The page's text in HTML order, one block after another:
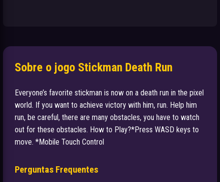
Sobre o jogo Stickman Death Run
Everyone’s favorite stickman is now on a death run in the pixel
world. If you want to achieve victory with him, run. Help him
run, be careful, there are many obstacles, you have to watch
out for these obstacles. How to Play?*Press WASD keys to
move. *Mobile Touch Control
Perguntas Frequentes